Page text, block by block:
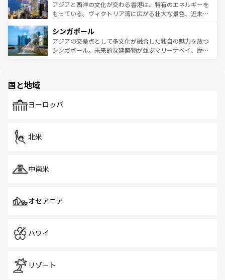
ひ現地で味わいたい。どの地域を訪れてもあたたかい人々
が旅行者を迎えてくれるので、きっと忘れられない旅にな
参照してほしい。
帯で自然と触れ合い、南部ではプーケットやクラビの美し
いビーチでリゾート気分を楽しむことができる。タイ料理
激する。気候は一年中温暖で、どの季節にも異なる楽しみ
が待っている。親しみやすいタイの人々、仏教を中心とし
た文化、そして多様な観光資源が、訪れる旅人を魅了し続
アジアと西洋の文化が交わる香港は、特有のエネルギーを
もっている。ヴィクトリア湾に広がる壮大な景色、近未来
み、どこを訪れても感動するはず。観光スポットが密集し
ており、効率よく見どころを回れるのも魅力。息をのむよ
うな絶景から文化的な体験まで、香港を存分に楽しみ尽く
シンガポール
アジアの交差点として多文化が融合した独自の魅力を放つ
シンガポール。未来的な建築物が並ぶマリーナベイ、歴史
で、ホーカーズは地元の風情を楽しめる外せないスポット
国と地域
ヨーロッパ
北米
中南米
オセアニア
ハワイ
リゾート